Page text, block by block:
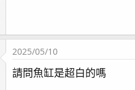
2025/05/10
請問魚缸是超白的嗎